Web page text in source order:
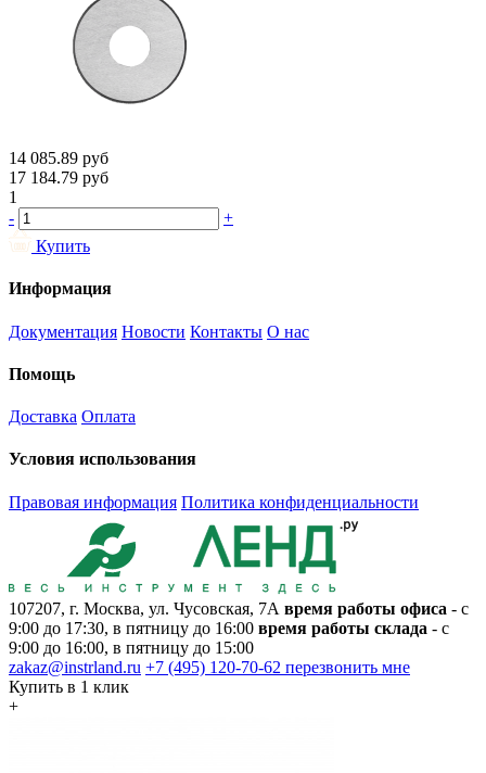
14 085.89 руб
17 184.79 руб
1
-
+
Купить
Информация
Документация Новости Контакты О нас
Помощь
Доставка Оплата
Условия использования
Правовая информация Политика конфиденциальности
107207, г. Москва, ул. Чусовская, 7А время работы офиса - с
9:00 до 17:30, в пятницу до 16:00 время работы склада - с
9:00 до 16:00, в пятницу до 15:00
zakaz@instrland.ru +7 (495) 120-70-62 перезвонить мне
Купить в 1 клик
+